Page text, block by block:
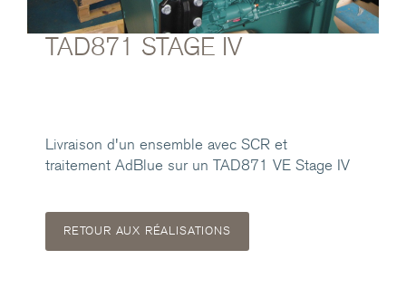
TAD871 STAGE IV
Livraison d'un ensemble avec SCR et
traitement AdBlue sur un TAD871 VE Stage IV
RETOUR AUX RÉALISATIONS